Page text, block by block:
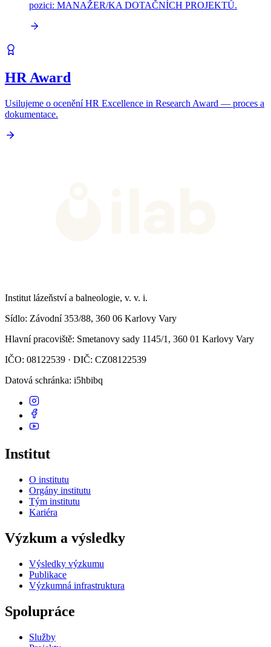
pozici: MANAŽER/KA DOTAČNÍCH PROJEKTŮ.
HR Award
Usilujeme o ocenění HR Excellence in Research Award — proces a
dokumentace.
Institut lázeňství a balneologie, v. v. i.
Sídlo: Závodní 353/88, 360 06 Karlovy Vary
Hlavní pracoviště: Smetanovy sady 1145/1, 360 01 Karlovy Vary
IČO: 08122539 · DIČ: CZ08122539
Datová schránka: i5hbibq
Institut
O institutu
Orgány institutu
Tým institutu
Kariéra
Výzkum a výsledky
Výsledky výzkumu
Publikace
Výzkumná infrastruktura
Spolupráce
Služby